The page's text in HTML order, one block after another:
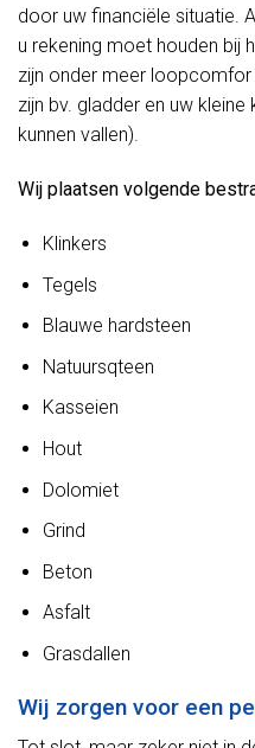
door uw financiële situatie.
u rekening moet houden bij
zijn onder meer
zijn bv. gladder en uw
kunnen vallen).
Wij plaatsen volgende
Klinkers
Tegels
Blauwe hardsteen
Natuursqteen
Kasseien
Hout
Dolomiet
Grind
Beton
Asfalt
Grasdallen
Wij zorgen voor een